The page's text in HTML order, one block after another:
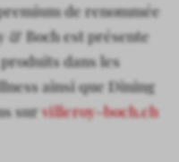
de renommée
& Boch est présente
produits dans les
ainsi que Dining
survilleroy-boch.ch